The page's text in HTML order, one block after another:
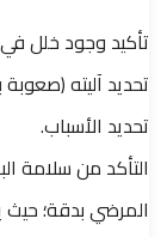
تأكيد وجود خلل في
تحديد آليته
تحديد الأسباب.
التأكد من سلامة
المرضي بدقة؛